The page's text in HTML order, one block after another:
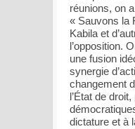
réunions, on
« Sauvons la
Kabila et
l’opposition.
une fusion
synergie
changement
l’État de
dictature et à